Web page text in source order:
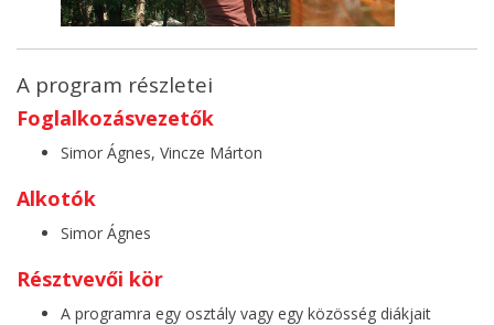
A program részletei
Foglalkozásvezetők
Simor Ágnes, Vincze Márton
Alkotók
Simor Ágnes
Résztvevői kör
A programra egy osztály vagy egy közösség diákjait